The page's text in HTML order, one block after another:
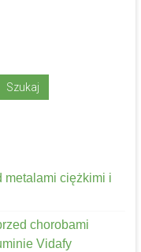
metalami ciężkimi i
chorobami
Vidafy